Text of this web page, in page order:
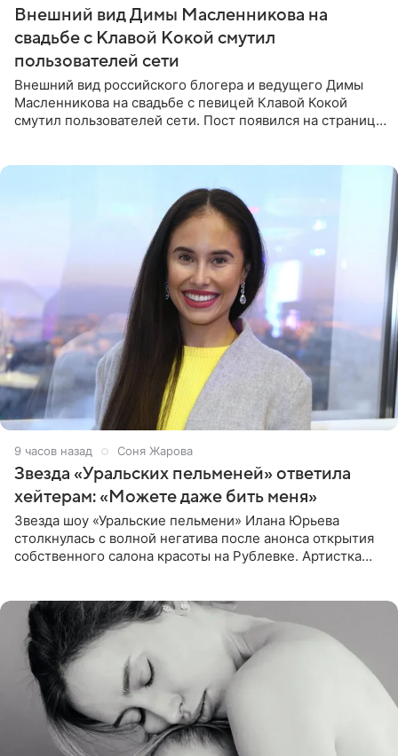
Внешний вид Димы Масленникова на
свадьбе с Клавой Кокой смутил
пользователей сети
Внешний вид российского блогера и ведущего Димы
Масленникова на свадьбе с певицей Клавой Кокой
смутил пользователей сети. Пост появился на странице
9 часов назад Соня Жарова
Звезда «Уральских пельменей» ответила
хейтерам: «Можете даже бить меня»
Звезда шоу «Уральские пельмени» Илана Юрьева
столкнулась с волной негатива после анонса открытия
собственного салона красоты на Рублевке. Артистка